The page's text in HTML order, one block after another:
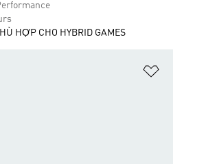
HỢP CHO HYBRID GAMES